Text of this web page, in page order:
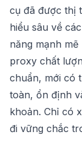
cụ đã được thị
hiểu sâu về
năng mạnh mẽ
proxy chất
chuẩn, mới có
toàn, ổn định
khoản. Chỉ có
đi vững chắc